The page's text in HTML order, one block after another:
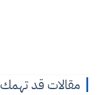
مقالات قد تهمك